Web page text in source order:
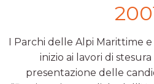
I Parchi delle Alpi Marittime
inizio ai lavori di
presentazione delle